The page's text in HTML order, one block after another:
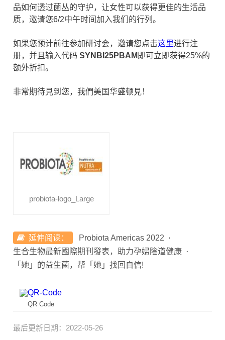
品如何透过菌丛的守护，让女性可以获得更佳的生活品
质，邀请您6/2中午时间加入我们的行列。
如果您预计前往参加研讨会，邀请您点击这里进行注
册，并且输入代码SYNBI25PBAM 即可立即获得25%的
额外折扣。
非常期待見到您，我們美国华盛顿見！
probiota-logo_Large
延伸阅读：
Probiota Americas 2022
生合生物最新國際期刊發表，助力孕婦陰道健康
「她」的益生菌，帮「她」找回自信!
QR Code
最后更新日期：2022-05-26